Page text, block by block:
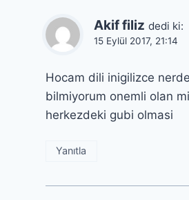
Akif filiz dedi ki:
15 Eylül 2017, 21:14
Hocam dili inigilizce
bilmiyorum onemli olan
herkezdeki gubi olmasi
Yanıtla